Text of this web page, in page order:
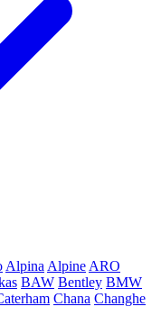
Alpina Alpine ARO
BAW Bentley BMW
Chana Changhe